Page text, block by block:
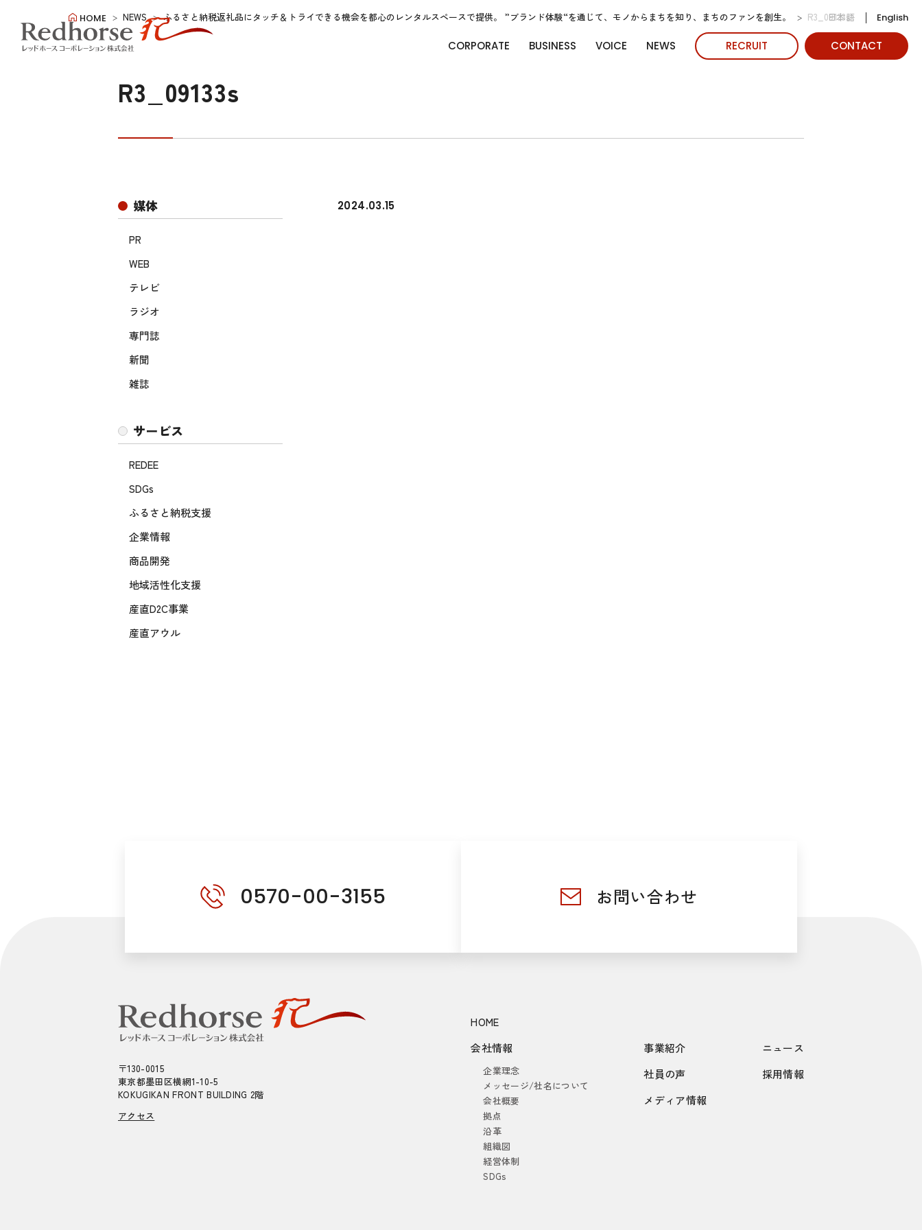
日本語 English
CORPORATE BUSINESS VOICE NEWS RECRUIT CONTACT
HOME NEWS ふるさと納税返礼品にタッチ＆トライできる機会を都心のレンタルスペースで提供。 ”ブランド体験“を通じて、モノからまちを知り、まちのファンを創生。 R3_09133s
R3_09133s
媒体
PR
WEB
テレビ
ラジオ
専門誌
新聞
雑誌
サービス
REDEE
SDGs
ふるさと納税支援
企業情報
商品開発
地域活性化支援
産直D2C事業
産直アウル
2024.03.15
0570-00-3155 お問い合わせ
〒130-0015
東京都墨田区横網1-10-5
KOKUGIKAN FRONT BUILDING 2階
アクセス
HOME
会社情報
企業理念
メッセージ/社名について
会社概要
拠点
沿革
組織図
経営体制
SDGs
事業紹介
社員の声
メディア情報
ニュース
採用情報